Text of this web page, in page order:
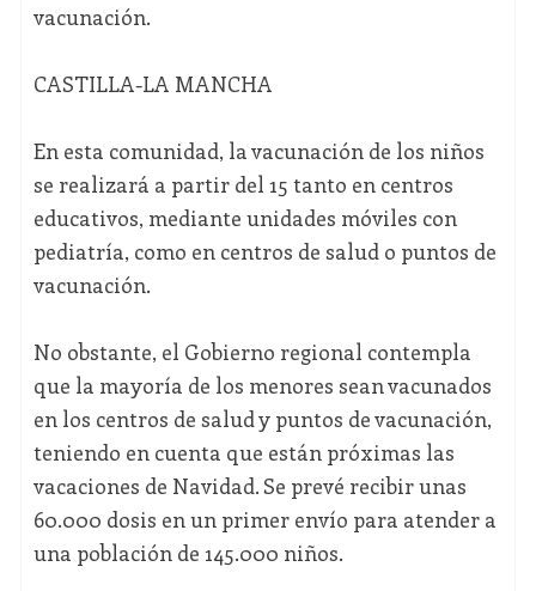
vacunación.
CASTILLA-LA MANCHA
En esta comunidad, la vacunación de los niños
se realizará a partir del 15 tanto en centros
educativos, mediante unidades móviles con
pediatría, como en centros de salud o puntos de
vacunación.
No obstante, el Gobierno regional contempla
que la mayoría de los menores sean vacunados
en los centros de salud y puntos de vacunación,
teniendo en cuenta que están próximas las
vacaciones de Navidad. Se prevé recibir unas
60.000 dosis en un primer envío para atender a
una población de 145.000 niños.